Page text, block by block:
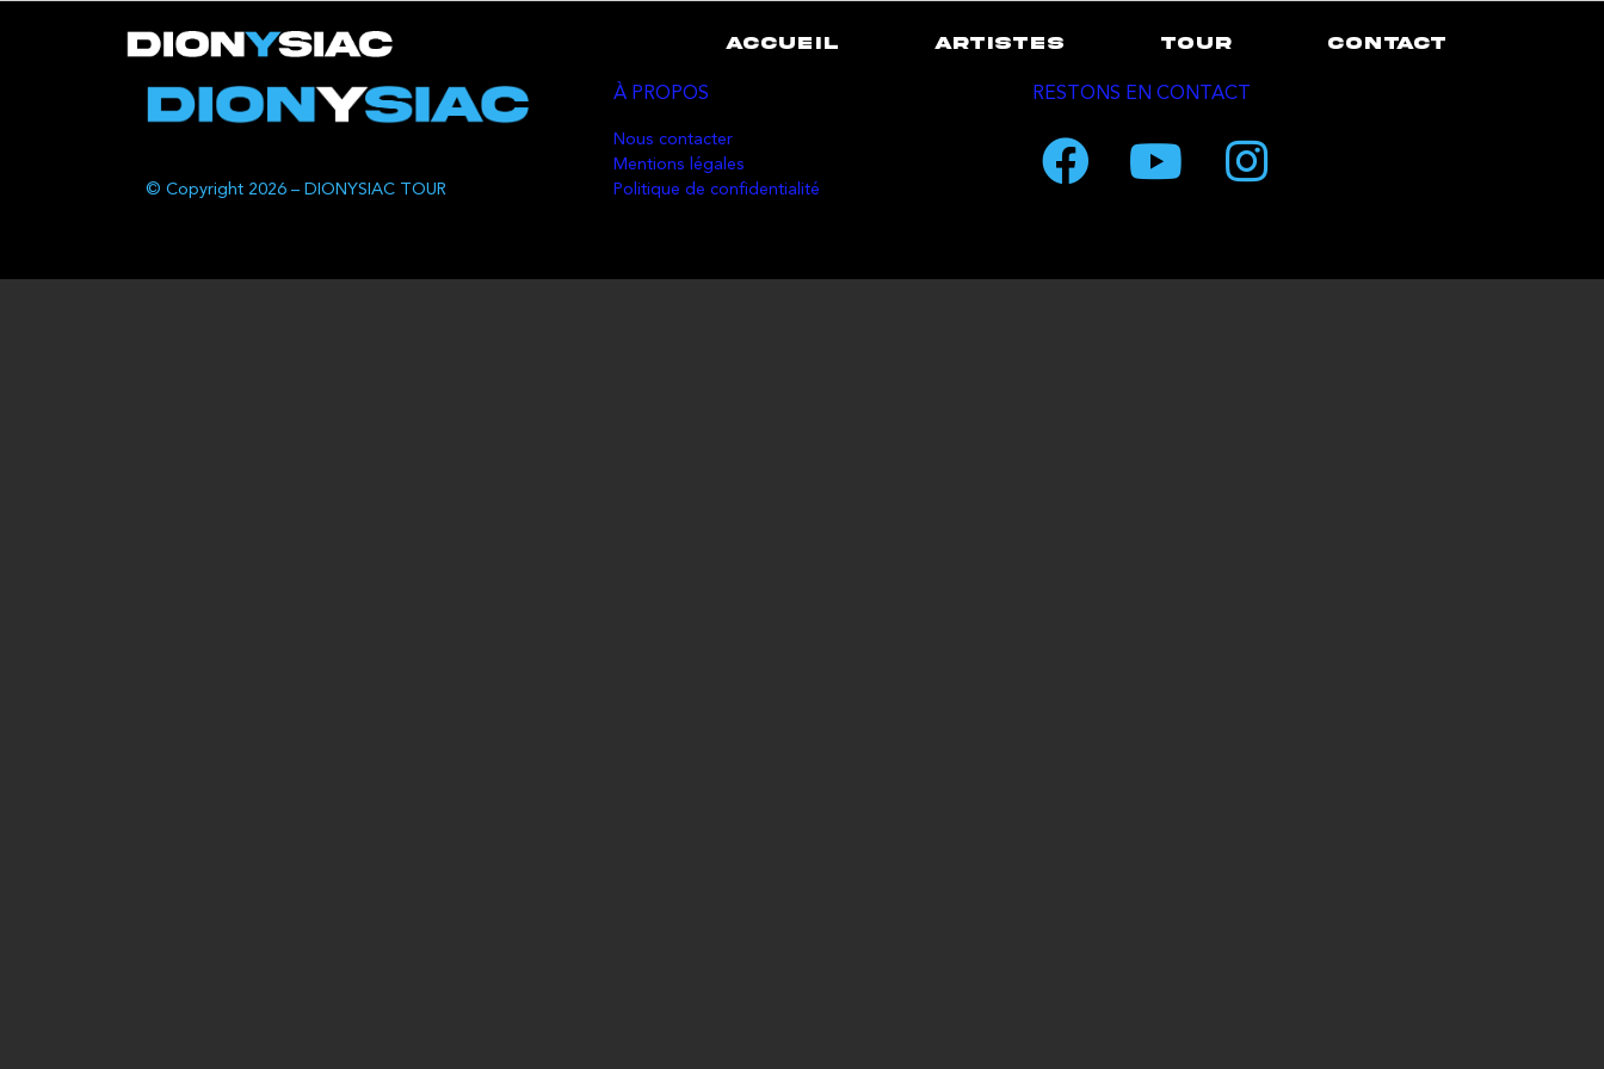
ACCUEIL ARTISTES TOUR CONTACT
© Copyright 2026 – DIONYSIAC TOUR
À PROPOS
Nous contacter
Mentions légales
Politique de confidentialité
RESTONS EN CONTACT